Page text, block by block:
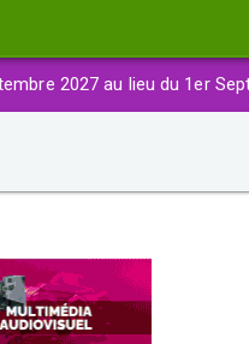
2027 au lieu du 1er